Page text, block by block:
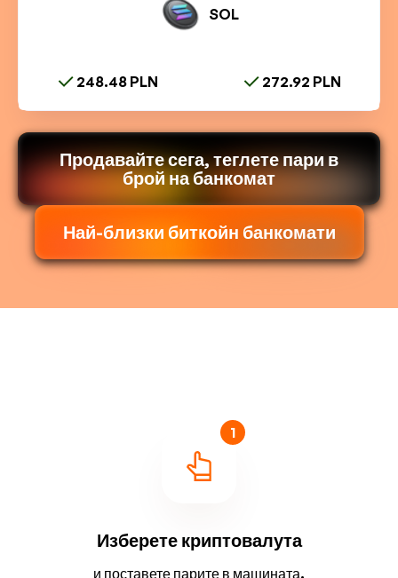
SOL
248.48 PLN 272.92 PLN
Продавайте сега, теглете пари в
брой на банкомат
Най-близки биткойн банкомати
1
Изберете криптовалута
и поставете парите в машината.